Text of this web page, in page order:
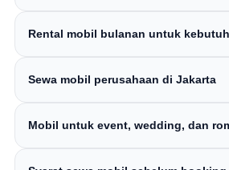
Rental mobil bulanan untuk
Sewa mobil perusahaan di Jakarta
Mobil untuk event, wedding, dan